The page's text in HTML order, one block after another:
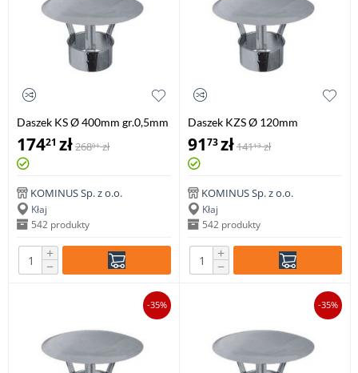
Daszek KS Ø 400mm gr.0,5mm
17421 zł26801 zł
KOMINUS Sp. z o.o.
Kłaj
542 produkty
+
−
Daszek KZS Ø 120mm
gr.0,8mm
9173zł14113 zł
KOMINUS Sp. z o.o.
Kłaj
542 produkty
+
−
-35% -35%